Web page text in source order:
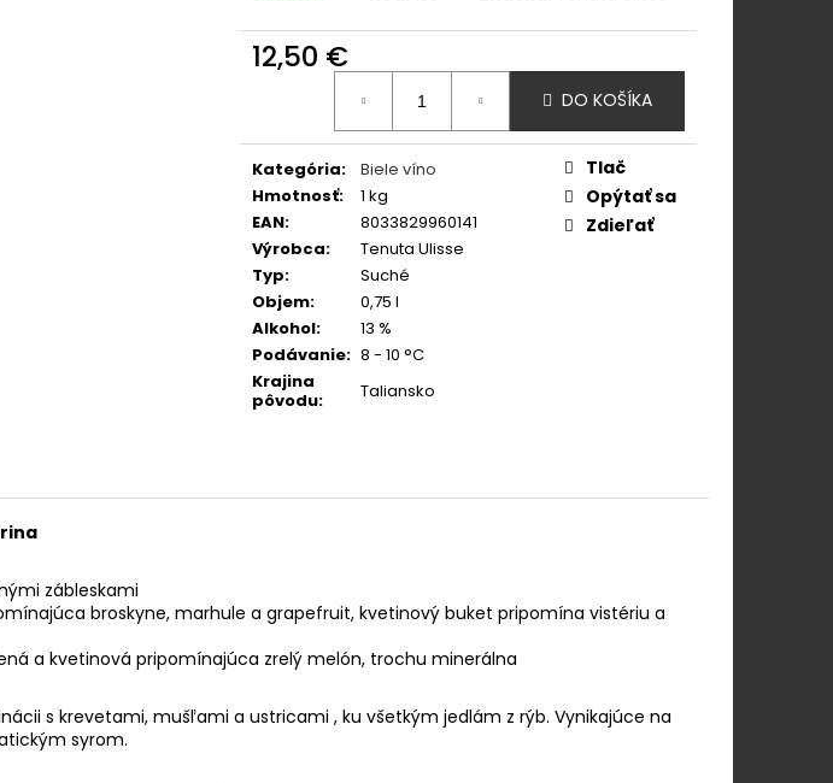
12,50 €
Jednotková
DO KOŠÍKA
Kategória:
Biele víno
Hmotnosť:
1 kg
EAN:
8033829960141
Výrobca:
Tenuta Ulisse
Typ:
Suché
Objem:
0,75 l
Alkohol:
13 %
Podávanie: 8 - 10 °C
Krajina
pôvodu: Taliansko
Tlač
Opýtať sa
Zdieľať
zábleskami
broskyne, marhule a grapefruit, kvetinový buket pripomína vistériu a
a kvetinová pripomínajúca zrelý melón, trochu minerálna
s krevetami, mušľami a ustricami , ku všetkým jedlám z rýb. Vynikajúce na
syrom.
TERRE DEL NOCE PINOT GRIGIO ROSÉ